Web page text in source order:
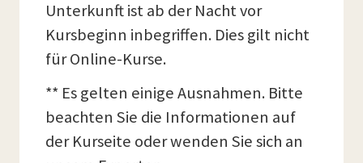
Unterkunft ist ab der Nacht vor
Kursbeginn inbegriffen. Dies gilt nicht
für Online-Kurse.
** Es gelten einige Ausnahmen. Bitte
beachten Sie die Informationen auf
der Kurseite oder wenden Sie sich an